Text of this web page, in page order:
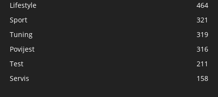
Lifestyle
464
Sport
321
Tuning
319
Povijest
316
Test
211
Servis
158